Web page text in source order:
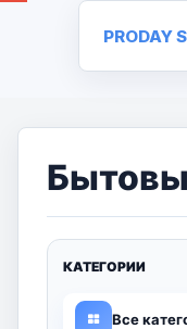
PRODAY
КАТЕГОРИИ
Все